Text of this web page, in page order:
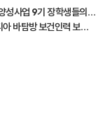
“꿈을 연주하는 아이들” 문화예술 차세대 인재양성사업 9기 장학생들의 설레는 시작
오늘의 교육이 내일의 처방이 되기까지—캄보디아 바탐방 보건인력 보수교육